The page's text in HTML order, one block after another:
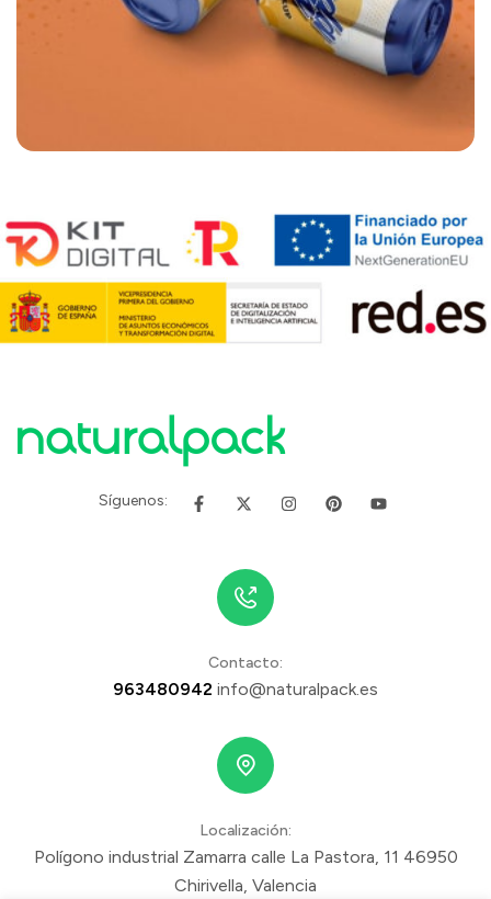
Síguenos:
Contacto:
963480942 info@naturalpack.es
Localización:
Polígono industrial Zamarra calle La Pastora, 11 46950
Chirivella, Valencia